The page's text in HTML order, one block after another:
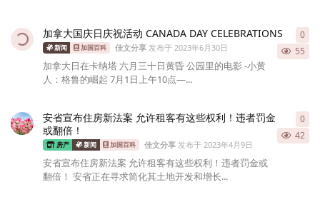
加拿大国庆日庆祝活动 CANADA DAY CELEBRATIONS
新闻 加国百科 佳文分享发布于 2023年6月30日 55
加拿大日在卡纳塔 六月三十日黄昏 公园里的电影 -小黄
人：格鲁的崛起 7月1日上午10点—...
0
安省宣布住房新法案 允许租客有这些权利！违者罚金
或翻倍！
房产 新闻 加国百科 佳文分享 发布于2023年4月9日
42
安省宣布住房新法案 允许租客有这些权利！违者罚金或
翻倍！ 安省正在寻求简化其土地开发和增长...
0